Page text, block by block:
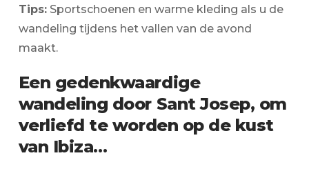
Tips:Sportschoenen en warme kleding als u de
wandeling tijdens het vallen van de avond
maakt.
Een gedenkwaardige
wandeling door Sant Josep, om
verliefd te worden op de kust
van Ibiza…